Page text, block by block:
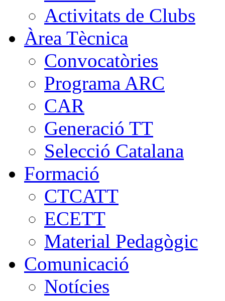
Activitats de Clubs
Àrea Tècnica
Convocatòries
Programa ARC
CAR
Generació TT
Selecció Catalana
Formació
CTCATT
ECETT
Material Pedagògic
Comunicació
Notícies